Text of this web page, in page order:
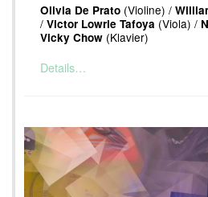
Olivia De Prato (Violine) /
/ Victor Lowrie Tafoya (Viola) /
Vicky Chow (Klavier)
Details…